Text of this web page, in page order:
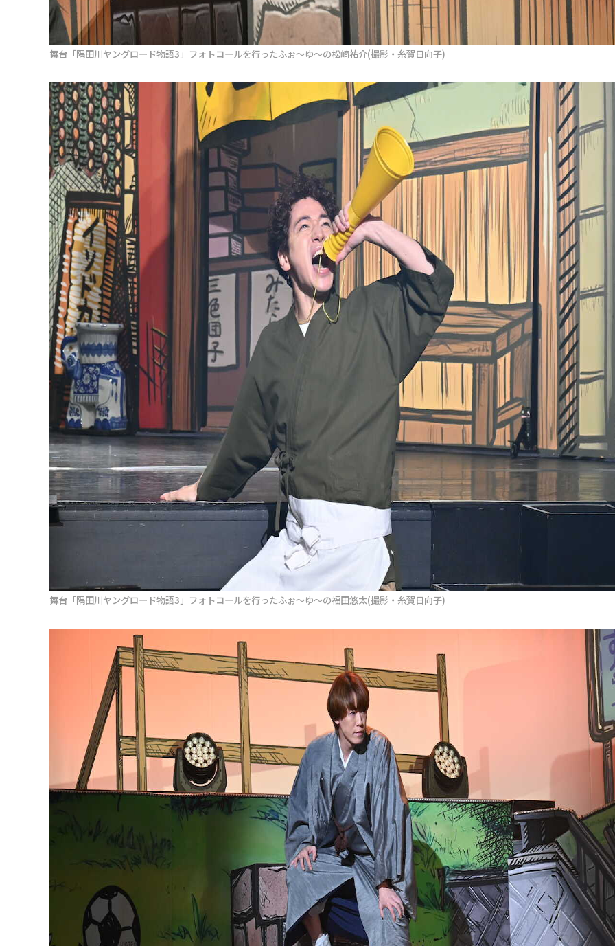
舞台「隅田川ヤングロード物語3」フォトコールを行ったふぉ～ゆ～の松崎祐介(撮影・糸賀日向子)
舞台「隅田川ヤングロード物語3」フォトコールを行ったふぉ～ゆ～の福田悠太(撮影・糸賀日向子)